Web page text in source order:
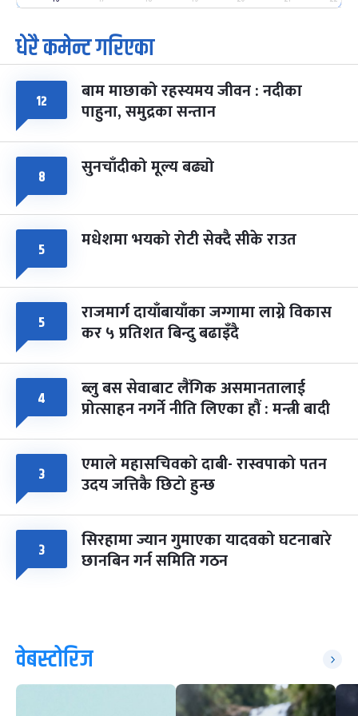
मंगल फाल्गुन २५, २०८३ Mar 9, 2027
७
आइत
पूर्णिमा व्रत
चैत्र ७, २०८३-Mar 21, 2027
८
सोम
फागुपूर्णिमा
चैत्र ८, २०८३-Mar 22, 2027
७ महिना बाँकी
धेरै कमेन्ट गरिएका
१२ बाम माछाको रहस्यमय जीवन : नदीका
पाहुना, समुद्रका सन्तान
८ सुनचाँदीको मूल्य बढ्यो
५ मधेशमा भयको रोटी सेक्दै सीके राउत
५ राजमार्ग दायाँबायाँका जग्गामा लाग्ने विकास
कर ५ प्रतिशत बिन्दु बढाइँदै
४ ब्लु बस सेवाबाट लैंगिक असमानतालाई
प्रोत्साहन नगर्ने नीति लिएका हौं : मन्त्री बादी
३ एमाले महासचिवको दाबी- रास्वपाको पतन
उदय जत्तिकै छिटो हुन्छ
३ सिरहामा ज्यान गुमाएका यादवको घटनाबारे
छानबिन गर्न समिति गठन
वेबस्टोरिज